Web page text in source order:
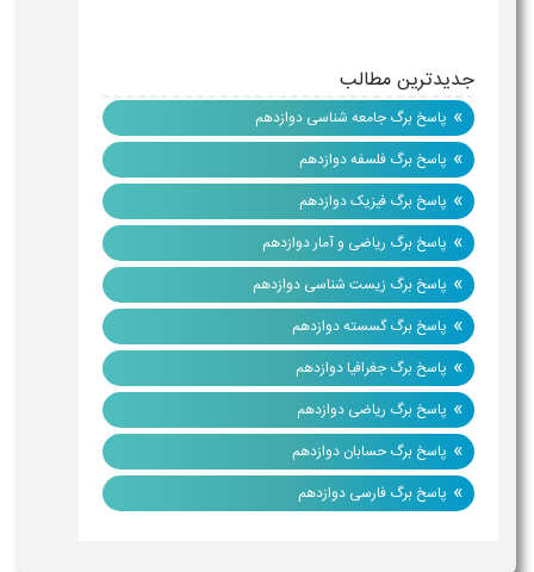
جدیدترین مطالب
» پاسخ برگ جامعه شناسی دوازدهم
» پاسخ برگ فلسفه دوازدهم
» پاسخ برگ فیزیک دوازدهم
» پاسخ برگ ریاضی و آمار دوازدهم
» پاسخ برگ زیست شناسی دوازدهم
» پاسخ برگ گسسته دوازدهم
» پاسخ برگ جغرافیا دوازدهم
» پاسخ برگ ریاضی دوازدهم
» پاسخ برگ حسابان دوازدهم
» پاسخ برگ فارسی دوازدهم